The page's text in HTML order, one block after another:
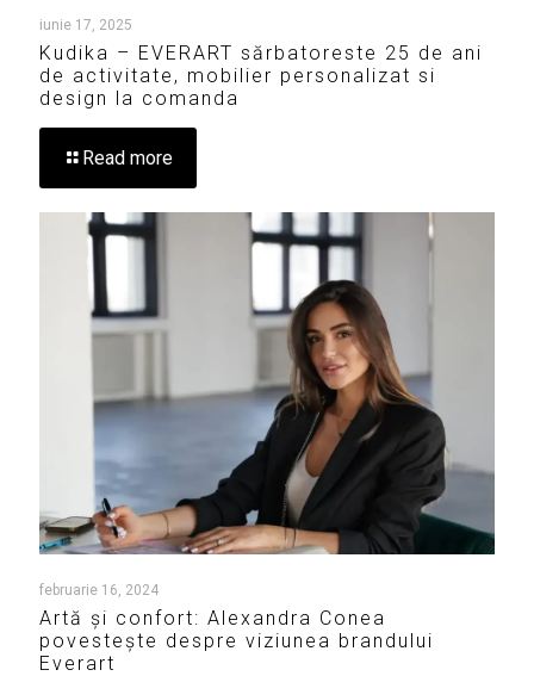
iunie 17, 2025
Kudika – EVERART sărbatoreste 25 de ani
de activitate, mobilier personalizat si
design la comanda
Read more
februarie 16, 2024
Artă și confort: Alexandra Conea
povestește despre viziunea brandului
Everart